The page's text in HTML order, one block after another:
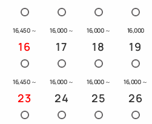
費無料）
・全国の藤田観光グループ施
に応じて5％から最大12％ポ
・貯まったポイントは1ポイ
設にてご利用いただけます。
・1,100ポイント以上から
ーに交換できます。
16,450 ～ 16,000 ～ 16,000 ～ 16,000
16
16,450 ～
17
16,000 ～
18
16,000 ～
19
16,000 ～
23 24 25 26